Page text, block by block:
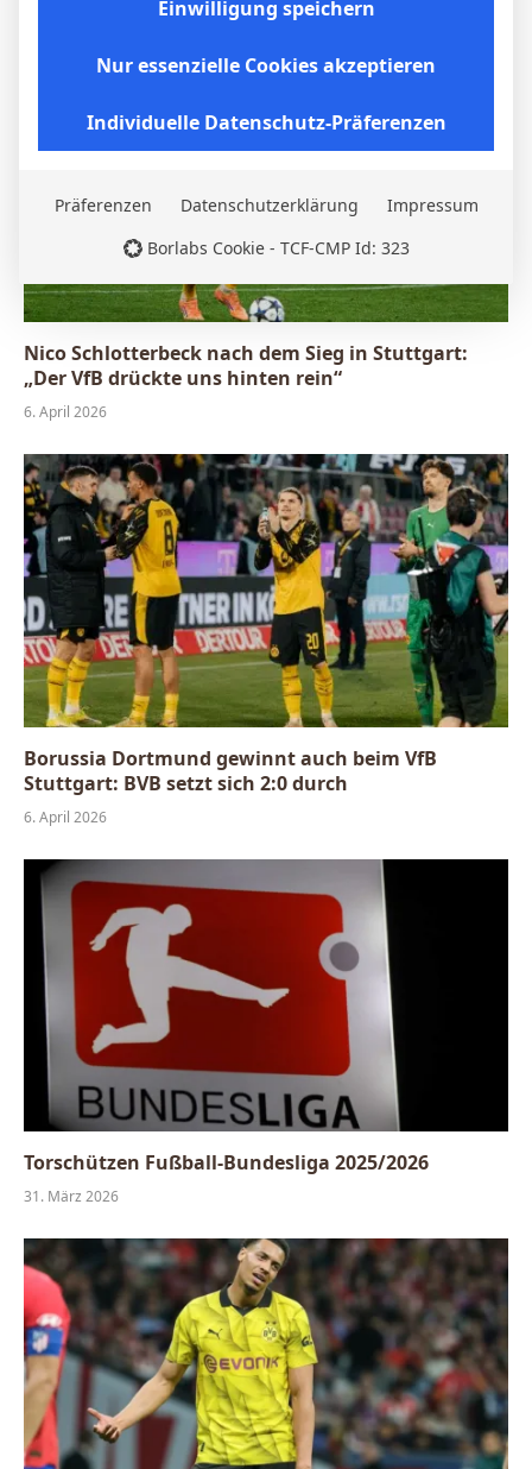
Nico Schlotterbeck nach dem Sieg in Stuttgart:
„Der VfB drückte uns hinten rein“
6. April 2026
Borussia Dortmund gewinnt auch beim VfB
Stuttgart: BVB setzt sich 2:0 durch
6. April 2026
Torschützen Fußball-Bundesliga 2025/2026
31. März 2026
Einwilligung speichern
Nur essenzielle Cookies akzeptieren
Individuelle Datenschutz-Präferenzen
Präferenzen Datenschutzerklärung
Impressum
Borlabs Cookie - TCF-CMP Id: 323